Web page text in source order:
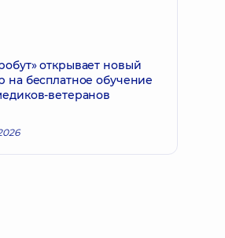
открывает новый
на бесплатное обучение
ветеранов